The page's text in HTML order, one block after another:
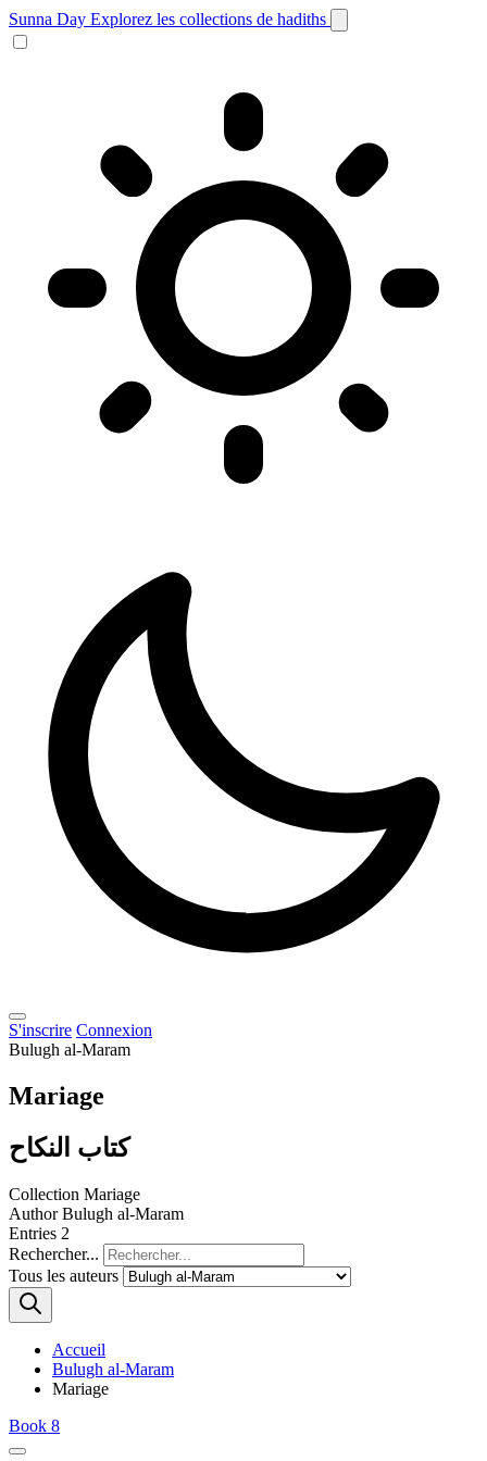
Sunna Day Explorez les collections de hadiths
S'inscrire Connexion
Bulugh al-Maram
Mariage
كتاب النكاح
Collection Mariage
Author Bulugh al-Maram
Entries 2
Rechercher...
Tous les auteurs
Accueil
Bulugh al-Maram
Mariage
Book 8